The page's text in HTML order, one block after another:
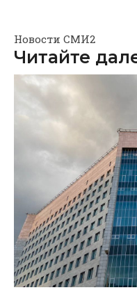
Новости СМИ2
Читайте